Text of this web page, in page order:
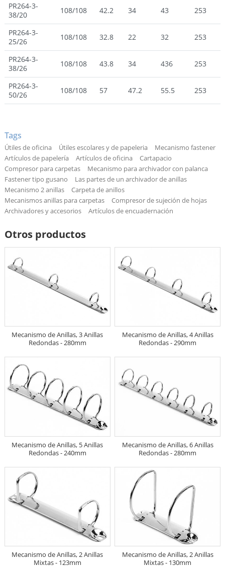
PR264-3-
38/20
108/108 42.2 34 43 253
PR264-3-
25/26
108/108 32.8 22 32 253
PR264-3-
38/26
108/108 43.8 34 436 253
PR264-3-
50/26
108/108 57 47.2 55.5 253
Tags
Útiles de oficina Útiles escolares y de papeleria
Mecanismo fastener
Artículos de papelería
Artículos de oficina
Cartapacio
Compresor para carpetas
Mecanismo para archivador con palanca
Fastener tipo gusano
Las partes de un archivador de anillas
Mecanismo 2 anillas
Carpeta de anillos
Mecanismos anillas para carpetas
Compresor de sujeción de hojas
Archivadores y accesorios
Artículos de encuadernación
Otros productos
Mecanismo de Anillas, 3 Anillas
Redondas - 280mm
Mecanismo de Anillas, 4 Anillas
Redondas - 290mm
Mecanismo de Anillas, 5 Anillas
Redondas - 240mm
Mecanismo de Anillas, 6 Anillas
Redondas - 280mm
Mecanismo de Anillas, 2 Anillas
Mixtas - 123mm
Mecanismo de Anillas, 2 Anillas
Mixtas - 130mm